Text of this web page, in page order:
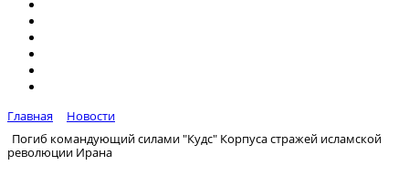
Главная
Новости
Погиб командующий силами "Кудс" Корпуса стражей исламской
революции Ирана